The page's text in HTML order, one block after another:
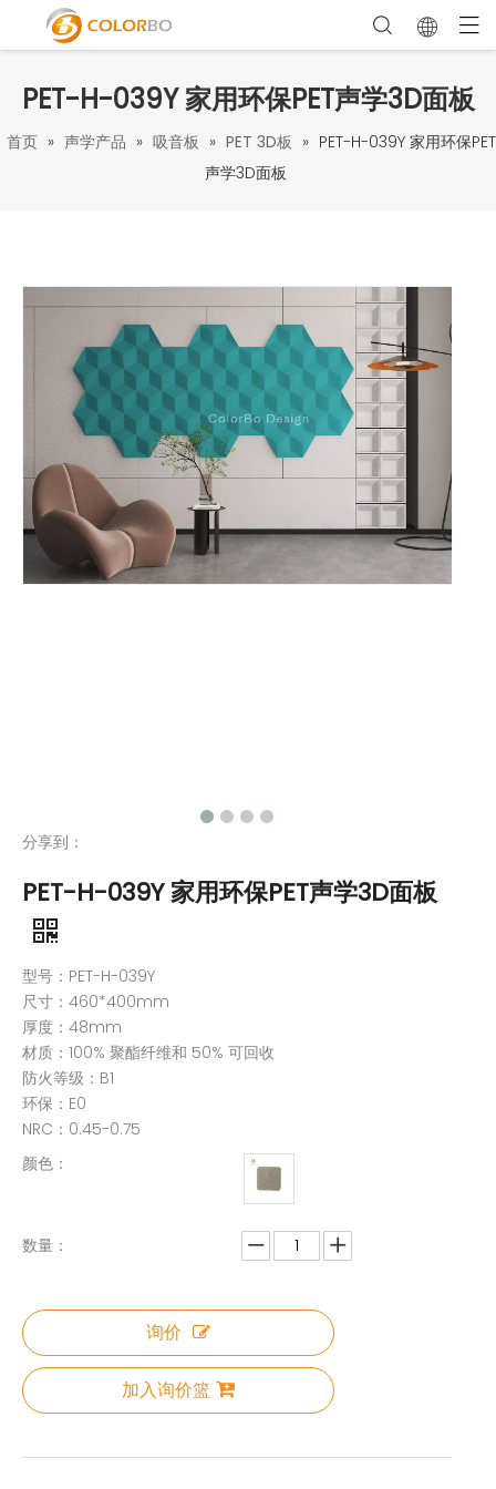
PET-H-039Y 家用环保PET声学3D面板
首页 » 声学产品 » 吸音板 » PET 3D板 » PET-H-039Y 家用环保PET
声学3D面板
分享到：
PET-H-039Y 家用环保PET声学3D面板
型号：PET-H-039Y
尺寸：460*400mm
厚度：48mm
材质：100% 聚酯纤维和 50% 可回收
防火等级：B1
环保：E0
NRC：0.45-0.75
颜色：
数量：
询价
加入询价篮